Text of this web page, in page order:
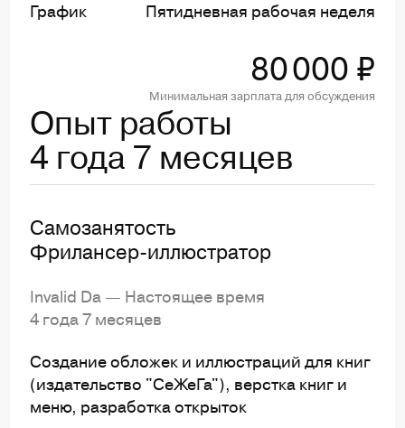
80 000 ₽
Минимальная зарплата для обсуждения
График Пятидневная рабочая неделя
Опыт работы
4 года 7 месяцев
Самозанятость
Фрилансер-иллюстратор
Invalid Da — Настоящее время
4 года 7 месяцев
Создание обложек и иллюстраций для книг
(издательство "СеЖеГа"), верстка книг и
меню, разработка открыток